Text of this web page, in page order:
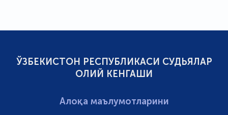
ЎЗБЕКИСТОН РЕСПУБЛИКАСИ СУДЬЯЛАР
ОЛИЙ КЕНГАШИ
Алоқа маълумотларини